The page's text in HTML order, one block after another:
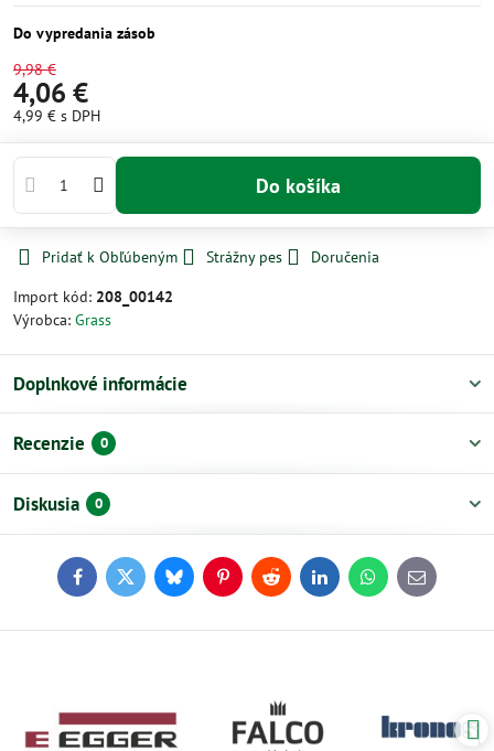
Do vypredania zásob
9,98 €
4,06 €
4,99 € s DPH
Do košíka
Pridať k Obľúbeným Strážny pes
Doručenia
Import kód: 208_00142
Výrobca: Grass
Doplnkové informácie
Recenzie 0
Diskusia 0
FacebookTwitterBlueskyPinterestReddit LinkedInWhatsApp
E-
mail